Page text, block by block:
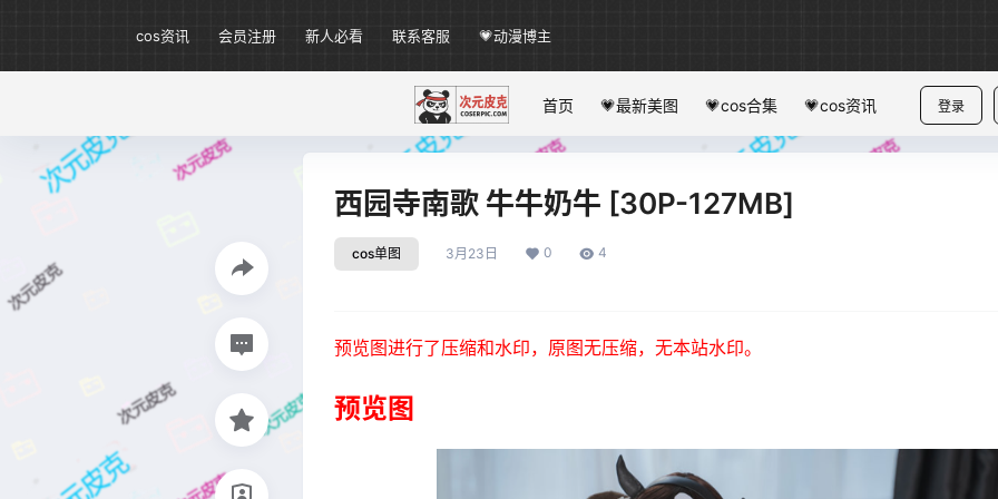
cos资讯 会员注册 新人必看 联系客服 💗动漫博主
登录
首页 💗最新美图 💗cos合集 💗cos资讯
西园寺南歌 牛牛奶牛 [30P-127MB]
cos单图 3月23日 0 4
预览图进行了压缩和水印，原图无压缩，无本站水印。
预览图